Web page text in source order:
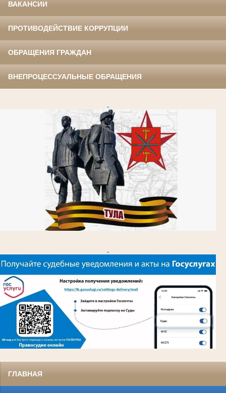
ВАКАНСИИ
ПРОТИВОДЕЙСТВИЕ КОРРУПЦИИ
ОБРАЩЕНИЯ ГРАЖДАН
ВНЕПРОЦЕССУАЛЬНЫЕ ОБРАЩЕНИЯ
ГЛАВНАЯ